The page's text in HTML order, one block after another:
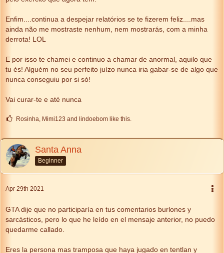
Enfim....continua a despejar relatórios se te fizerem feliz....mas
ainda não me mostraste nenhum, nem mostrarás, com a minha
derrota! LOL
E por isso te chamei e continuo a chamar de anormal, aquilo que
tu és! Alguém no seu perfeito juízo nunca iria gabar-se de algo que
nunca conseguiu por si só!
Vai curar-te e até nunca
Rosinha, Mimi123 and lindoebom like this.
Santa Anna
Beginner
Apr 29th 2021
GTA dije que no participaría en tus comentarios burlones y
sarcásticos, pero lo que he leído en el mensaje anterior, no puedo
quedarme callado.
Eres la persona mas tramposa que haya jugado en tentlan y